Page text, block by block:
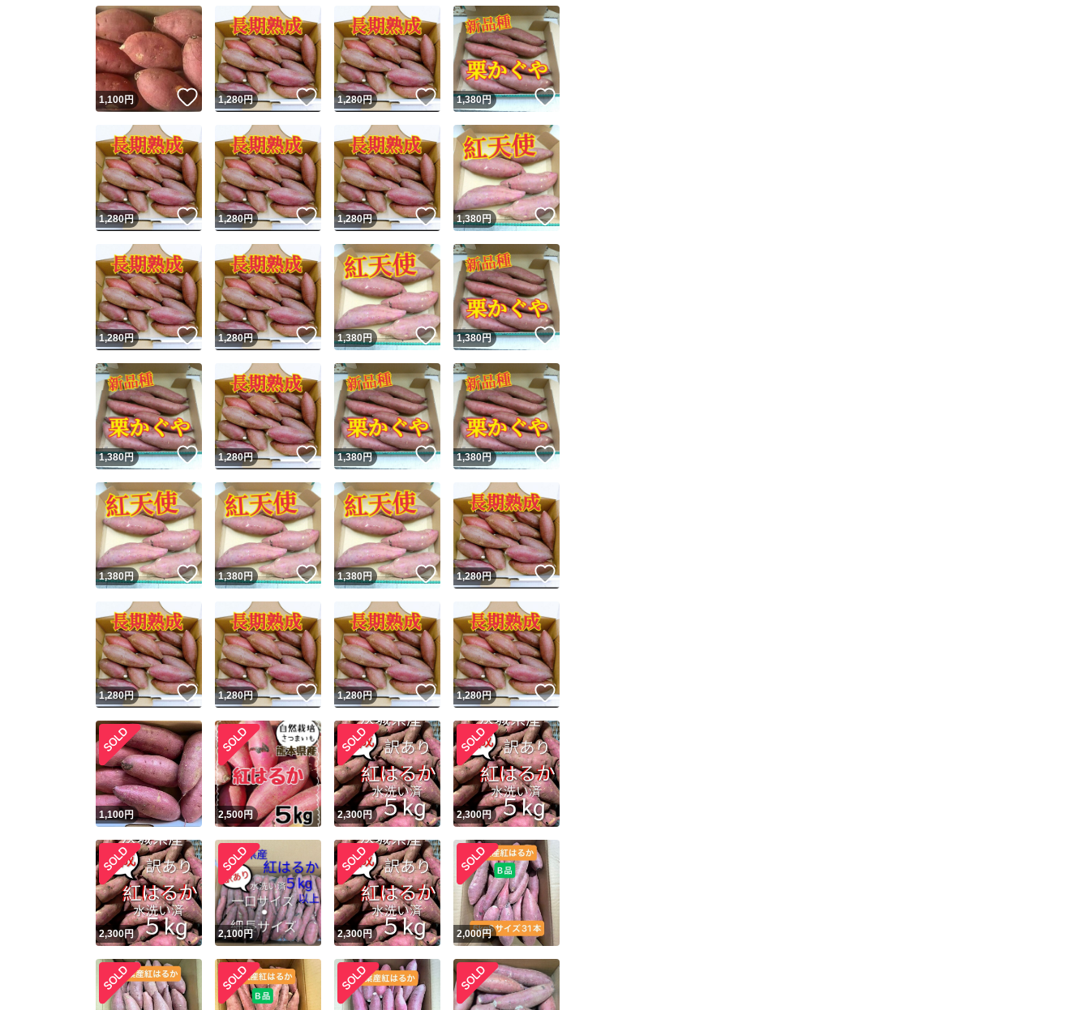
スピード&安心発送
※このバッジは実績に基づく表示であり、発送を保証しているものではありません
スピード＆安心発送
このユーザーは高頻度で24時間以内＆設定した発送日数内に発送してい
ます
スピード発送 このユーザーは高頻度で24時間以内に発送しています
安心発送 このユーザーは設定した発送日数内に発送しています
キャンセル
1,100円 いいね！
1,280円 いいね！
1,280円 いいね！
1,380円 いいね！
1,280円 いいね！
1,280円 いいね！
1,280円 いいね！
1,380円 いいね！
1,280円 いいね！
1,280円 いいね！
1,380円 いいね！
1,380円 いいね！
1,380円 いいね！
1,280円 いいね！
1,380円 いいね！
1,380円 いいね！
1,380円 いいね！
1,380円 いいね！
1,380円 いいね！
1,280円 いいね！
1,280円 いいね！
1,280円 いいね！
1,280円 いいね！
1,280円 いいね！
1,100円 2,500円 2,300円 2,300円
2,300円 2,100円 2,300円 2,000円